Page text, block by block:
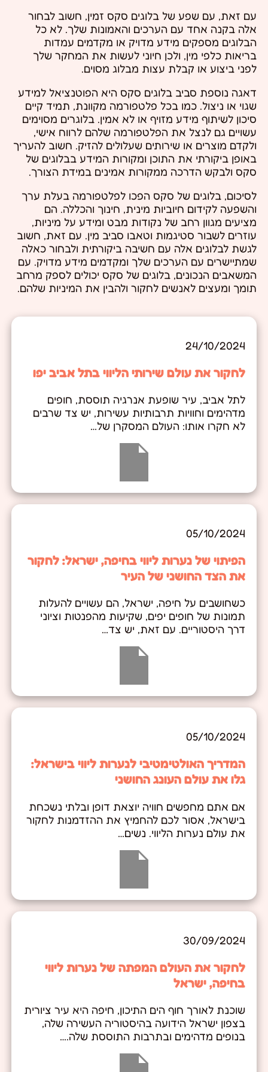
עם זאת, עם שפע של בלוגים סקס זמין, חשוב לבחור
אלה בקנה אחד עם הערכים והאמונות שלך. לא כל
הבלוגים מספקים מידע מדויק או מקדמים עמדות
בריאות כלפי מין, ולכן חיוני לעשות את המחקר שלך
לפני ביצוע או קבלת עצות מבלוג מסוים.
דאגה נוספת סביב בלוגים סקס היא הפוטנציאל למידע
שגוי או ניצול. כמו בכל פלטפורמה מקוונת, תמיד קיים
סיכון לשיתוף מידע מזויף או לא אמין. בלוגרים מסוימים
עשויים גם לנצל את הפלטפורמה שלהם לרווח אישי,
ולקדם מוצרים או שירותים שעלולים להזיק. חשוב להעריך
באופן ביקורתי את התוכן ומקורות המידע בבלוגים של
סקס ולבקש הדרכה ממקורות אמינים במידת הצורך.
לסיכום, בלוגים של סקס הפכו לפלטפורמה בעלת ערך
והשפעה לקידום חיוביות מינית, חינוך והכללה. הם
מציעים מגוון רחב של נקודות מבט ומידע על מיניות,
עוזרים לשבור סטיגמות וטאבו סביב מין. עם זאת, חשוב
לגשת לבלוגים אלה עם חשיבה ביקורתית ולבחור כאלה
שמתיישרים עם הערכים שלך ומקדמים מידע מדויק. עם
המשאבים הנכונים, בלוגים של סקס יכולים לספק מרחב
תומך ומעצים לאנשים לחקור ולהבין את המיניות שלהם.
24/10/2024
לחקור את עולם שירותי הליווי בתל אביב יפו
לתל אביב, עיר שופעת אנרגיה תוססת, חופים
מדהימים וחוויות תרבותיות עשירות, יש צד שרבים
לא חקרו אותו: העולם המסקרן של…
05/10/2024
הפיתוי של נערות ליווי בחיפה, ישראל: לחקור
את הצד החושני של העיר
כשחושבים על חיפה, ישראל, הם עשויים להעלות
תמונות של חופים יפים, שקיעות מהפנטות וציוני
דרך היסטוריים. עם זאת, יש צד…
05/10/2024
המדריך האולטימטיבי לנערות ליווי בישראל:
גלו את עולם העונג החושני
אם אתם מחפשים חוויה יוצאת דופן ובלתי נשכחת
בישראל, אסור לכם להחמיץ את ההזדמנות לחקור
את עולם נערות הליווי. נשים…
30/09/2024
לחקור את העולם המפתה של נערות ליווי
בחיפה, ישראל
שוכנת לאורך חוף הים התיכון, חיפה היא עיר ציורית
בצפון ישראל הידועה בהיסטוריה העשירה שלה,
בנופים מדהימים ובתרבות התוססת שלה.…